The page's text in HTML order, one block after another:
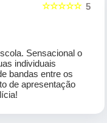
5
☆☆☆☆☆
Sensacional o
individuais
bandas entre os
de apresentação